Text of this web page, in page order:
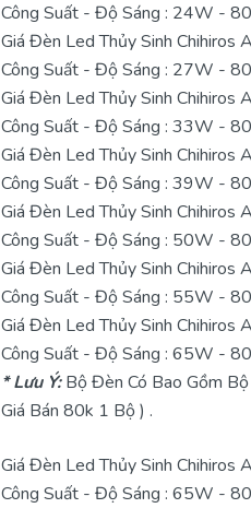
Công Suất - Độ Sáng : 24W -
Giá Đèn Led Thủy Sinh Chihiros
Công Suất - Độ Sáng : 27W -
Giá Đèn Led Thủy Sinh Chihiros
Công Suất - Độ Sáng : 33W -
Giá Đèn Led Thủy Sinh Chihiros
Công Suất - Độ Sáng : 39W -
Giá Đèn Led Thủy Sinh Chihiros
Công Suất - Độ Sáng : 50W -
Giá Đèn Led Thủy Sinh Chihiros
Công Suất - Độ Sáng : 55W -
Giá Đèn Led Thủy Sinh Chihiros
Công Suất - Độ Sáng : 65W -
* Lưu Ý:Bộ Đèn Có Bao Gồm Bộ
Giá Bán 80k 1 Bộ ) .
Giá Đèn Led Thủy Sinh Chihiros
Công Suất - Độ Sáng : 65W -